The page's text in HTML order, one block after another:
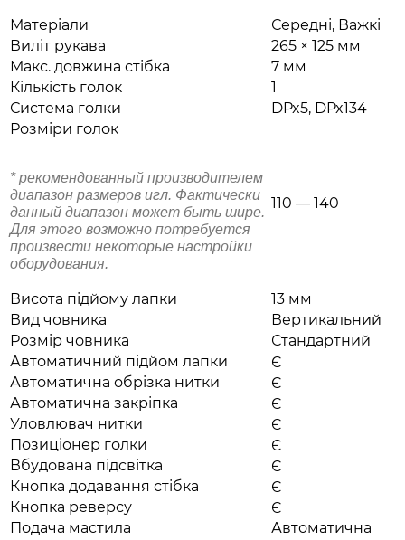
Матеріали
Середні, Важкі
Виліт рукава
265 × 125 мм
Макс. довжина стібка
7 мм
Кількість голок
1
Система голки
DPx5, DPx134
Розміри голок
* рекомендованный производителем
диапазон размеров игл. Фактически
данный диапазон может быть шире.
Для этого возможно потребуется
произвести некоторые настройки
оборудования.
110 — 140
Висота підйому лапки
13 мм
Вид човника
Вертикальний
Розмір човника
Стандартний
Автоматичний підйом лапки
Є
Автоматична обрізка нитки
Є
Автоматична закріпка
Є
Уловлювач нитки
Є
Позиціонер голки
Є
Вбудована підсвітка
Є
Кнопка додавання стібка
Є
Кнопка реверсу
Є
Подача мастила
Автоматична